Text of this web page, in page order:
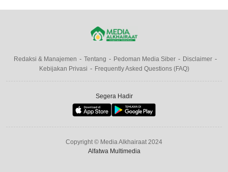
Redaksi & Manajemen Tentang Pedoman Media Siber
Disclaimer
Kebijakan Privasi
Frequently Asked Questions (FAQ)
Segera Hadir
Copyright © Media Alkhairaat 2024
Alfatwa Multimedia